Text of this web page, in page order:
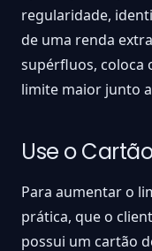
regularidade,
de uma renda
supérfluos, coloca
limite maior junto
Use o
Para aumentar o
prática, que o
possui um cartão